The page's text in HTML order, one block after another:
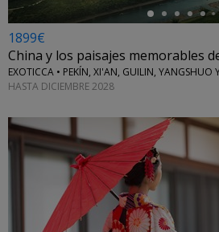
1899€
China y los paisajes memorables
EXOTICCA • PEKÍN, XI'AN, GUILIN, YANGSHUO
HASTA DICIEMBRE 2028